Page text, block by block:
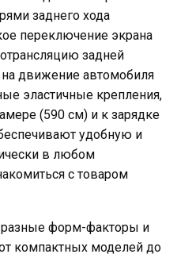
заднего хода
переключение экрана
задней
движение автомобиля
эластичные крепления,
(590 см) и к зарядке
удобную и
в любом
с товаром
разные форм-факторы и
компактных моделей до